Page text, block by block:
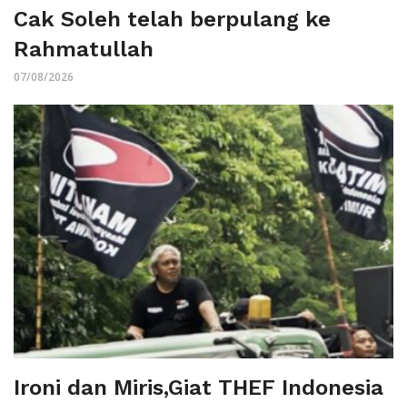
Cak Soleh telah berpulang ke
Rahmatullah
07/08/2026
Ironi dan Miris,Giat THEF Indonesia